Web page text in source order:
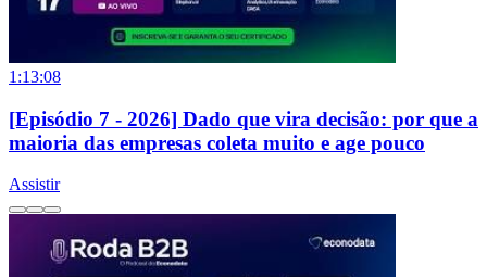
1:13:08
[Episódio 7 - 2026] Dado que vira decisão: por que a
maioria das empresas coleta muito e age pouco
Assistir